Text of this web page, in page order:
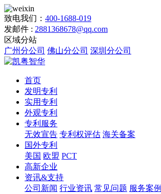
致电我们： 400-1688-019
发邮件 : 2881368678@qq.com
区域分站
广州分公司 佛山分公司 深圳分公司
首页
发明专利
实用专利
外观专利
专利服务
无效宣告 专利权评估 海关备案
国外专利
美国 欧盟 PCT
高新企业
资讯&支持
公司新闻 行业资讯 常见问题 服务案例